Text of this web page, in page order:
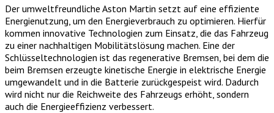
Der umweltfreundliche Aston Martin setzt auf eine effiziente
Energienutzung, um den Energieverbrauch zu optimieren. Hierfür
kommen innovative Technologien zum Einsatz, die das Fahrzeug
zu einer nachhaltigen Mobilitätslösung machen. Eine der
Schlüsseltechnologien ist das regenerative Bremsen, bei dem die
beim Bremsen erzeugte kinetische Energie in elektrische Energie
umgewandelt und in die Batterie zurückgespeist wird. Dadurch
wird nicht nur die Reichweite des Fahrzeugs erhöht, sondern
auch die Energieeffizienz verbessert.